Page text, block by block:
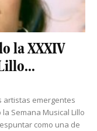
la XXXIV
artistas emergentes
Semana Musical Lillo
como una de